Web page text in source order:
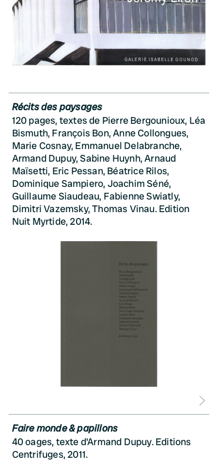
Récits des paysages
120 pages, textes de Pierre Bergounioux, Léa
Bismuth, François Bon, Anne Collongues,
Marie Cosnay, Emmanuel Delabranche,
Armand Dupuy, Sabine Huynh, Arnaud
Maïsetti, Eric Pessan, Béatrice Rilos,
Dominique Sampiero, Joachim Séné,
Guillaume Siaudeau, Fabienne Swiatly,
Dimitri Vazemsky, Thomas Vinau. Edition
Nuit Myrtide, 2014.
Faire monde & papillons
40 oages, texte d'Armand Dupuy. Editions
Centrifuges, 2011.